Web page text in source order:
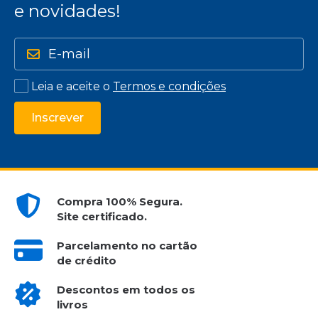
e novidades!
Leia e aceite o Termos e condições
Inscrever
Compra 100% Segura.
Site certificado.
Parcelamento no cartão
de crédito
Descontos em todos os
livros